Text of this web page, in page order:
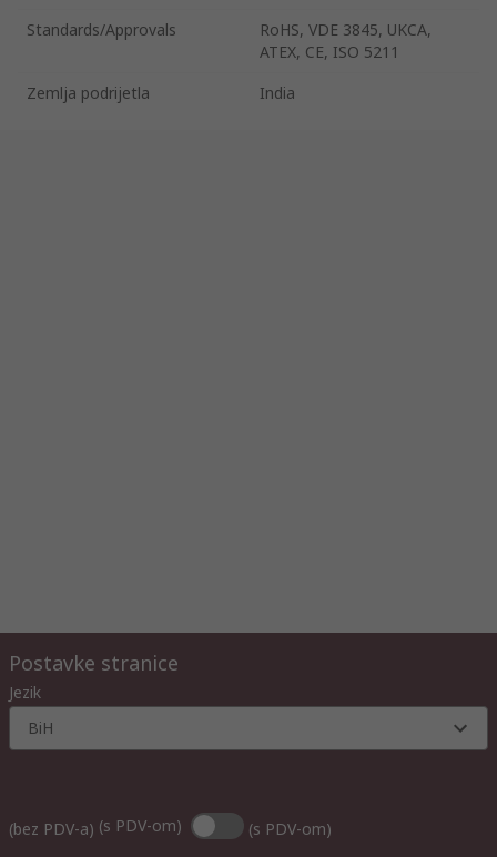
Standards/Approvals
RoHS, VDE 3845, UKCA,
ATEX, CE, ISO 5211
Zemlja podrijetla
India
Postavke stranice
Jezik
BiH
(bez PDV-a) (s PDV-om) (s PDV-om)